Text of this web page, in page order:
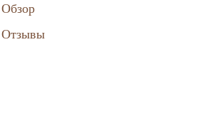
Обзор
Отзывы